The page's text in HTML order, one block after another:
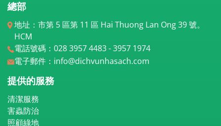
總部
地址：市第 5 區第 11 區 Hai Thuong Lan Ong 39 號。
HCM
電話號碼：028 3957 4483 - 3957 1974
電子郵件：info@dichvunhasach.com
提供的服務
清潔服務
害蟲防治
照顧綠地